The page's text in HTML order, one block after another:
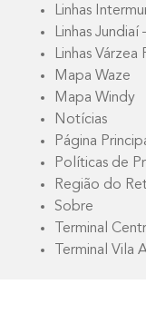
Linhas
Linhas
Linhas
Mapa Waze
Mapa Windy
Notícias
Página
Políticas de
Região do
Sobre
Terminal
Terminal Vila